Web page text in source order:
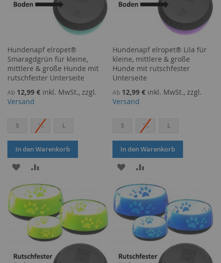
Hundenapf elropet®
Smaragdgrün für kleine,
mittlere & große Hunde mit
rutschfester Unterseite
Ab 12,99 € inkl. MwSt., zzgl.
Versand
S M L
In den Warenkorb
ZUR
WUNSCHLISTE
HINZUFÜGEN
VERGLEICHSLISTE
HINZUFÜGEN
Hundenapf elropet® Lila für
kleine, mittlere & große
Hunde mit rutschfester
Unterseite
Ab 12,99 € inkl. MwSt., zzgl.
Versand
S M L
In den Warenkorb
ZUR
WUNSCHLISTE
HINZUFÜGEN
VERGLEICHSLISTE
HINZUFÜGEN